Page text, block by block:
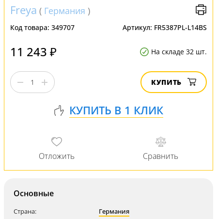
Freya ( Германия )
Код товара: 349707 Артикул: FR5387PL-L14BS
11 243 ₽ На складе 32 шт.
КУПИТЬ
Основные
Страна:
Германия